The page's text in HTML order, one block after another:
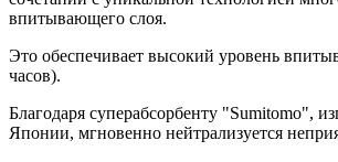
впитывающего слоя.
Это обеспечивает высокий уровень
часов).
Благодаря суперабсорбенту "Sumitomo",
Японии, мгновенно нейтрализуется